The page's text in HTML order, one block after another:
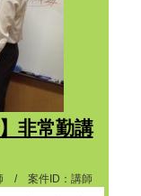
非常勤講
/ 案件ID：講師